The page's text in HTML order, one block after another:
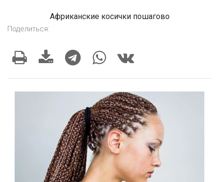
Африканские косички пошагово
Поделиться: